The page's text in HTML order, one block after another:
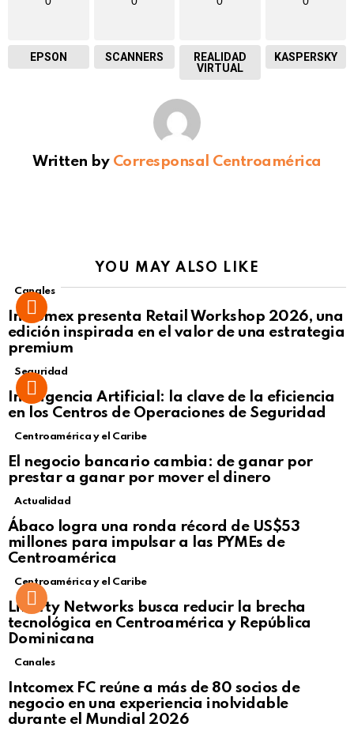
EPSON SCANNERS
REALIDAD
VIRTUAL
KASPERSKY
Written by Corresponsal Centroamérica
YOU MAY ALSO LIKE
Canales
Intcomex presenta Retail Workshop 2026, una
edición inspirada en el valor de una estrategia
premium
Seguridad
Inteligencia Artificial: la clave de la eficiencia
en los Centros de Operaciones de Seguridad
Centroamérica y el Caribe
El negocio bancario cambia: de ganar por
prestar a ganar por mover el dinero
Not Safe For Work
Click to view this post
Actualidad
Ábaco logra una ronda récord de US$53
millones para impulsar a las PYMEs de
Centroamérica
Centroamérica y el Caribe
Liberty Networks busca reducir la brecha
tecnológica en Centroamérica y República
Dominicana
Canales
Intcomex FC reúne a más de 80 socios de
negocio en una experiencia inolvidable
durante el Mundial 2026